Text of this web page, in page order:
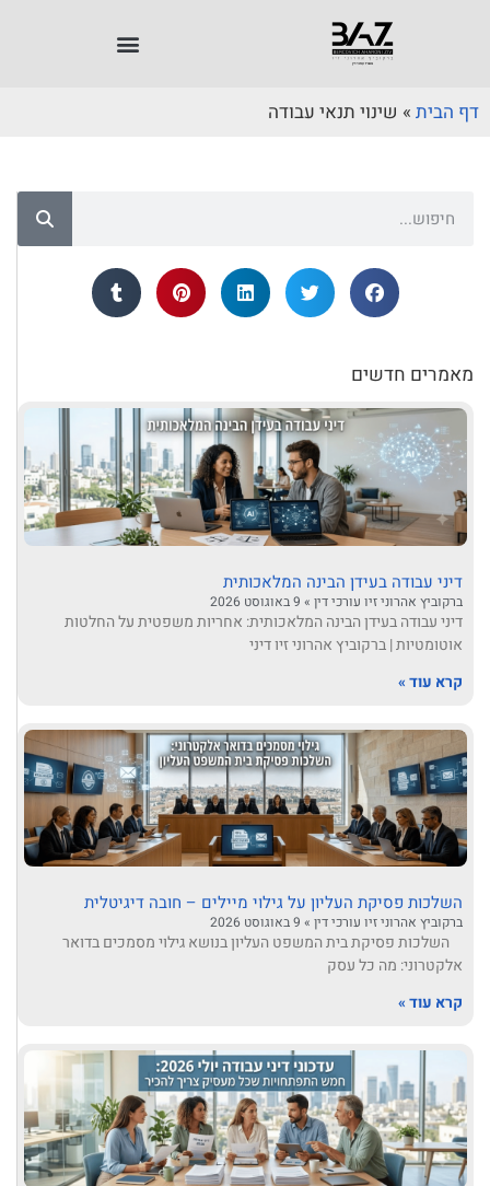
דף הבית » שינוי תנאי עבודה
מאמרים חדשים
דיני עבודה בעידן הבינה המלאכותית
ברקוביץ אהרוני זיו עורכי דין
דיני עבודה בעידן הבינה המלאכותית: אחריות משפטית על החלטות
אוטומטיות | ברקוביץ אהרוני זיו דיני
קרא עוד »
השלכות פסיקת העליון על גילוי מיילים – חובה דיגיטלית
ברקוביץ אהרוני זיו עורכי דין
השלכות פסיקת בית המשפט העליון בנושא גילוי מסמכים בדואר
אלקטרוני: מה כל עסק
קרא עוד »